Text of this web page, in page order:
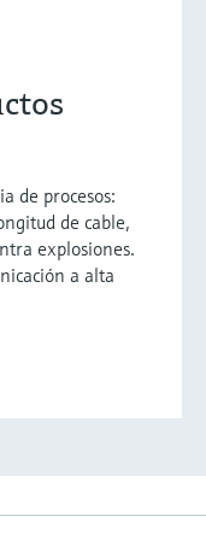
de procesos:
de cable,
explosiones.
a alta